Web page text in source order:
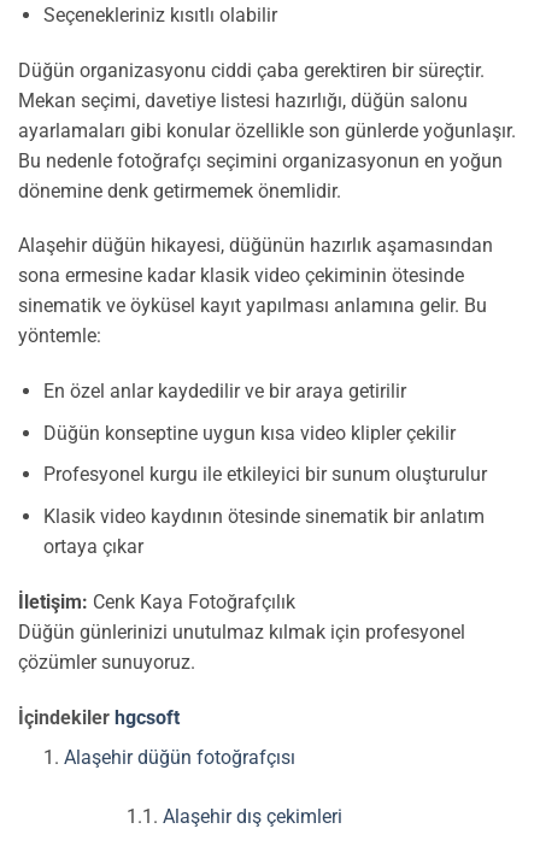
Seçenekleriniz kısıtlı olabilir
Düğün organizasyonu ciddi çaba gerektiren bir süreçtir.
Mekan seçimi, davetiye listesi hazırlığı, düğün salonu
ayarlamaları gibi konular özellikle son günlerde yoğunlaşır.
Bu nedenle fotoğrafçı seçimini organizasyonun en yoğun
dönemine denk getirmemek önemlidir.
Alaşehir düğün hikayesi, düğünün hazırlık aşamasından
sona ermesine kadar klasik video çekiminin ötesinde
sinematik ve öyküsel kayıt yapılması anlamına gelir. Bu
yöntemle:
En özel anlar kaydedilir ve bir araya getirilir
Düğün konseptine uygun kısa video klipler çekilir
Profesyonel kurgu ile etkileyici bir sunum oluşturulur
Klasik video kaydının ötesinde sinematik bir anlatım
ortaya çıkar
İletişim: Cenk Kaya Fotoğrafçılık
Düğün günlerinizi unutulmaz kılmak için profesyonel
çözümler sunuyoruz.
İçindekiler hgcsoft
Alaşehir düğün fotoğrafçısı
Alaşehir dış çekimleri